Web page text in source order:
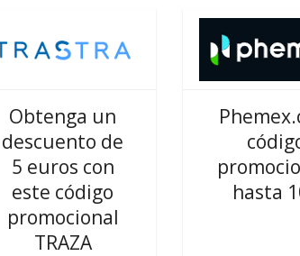
Obtenga un
descuento de
5 euros con
este código
promocional
TRAZA
hasta